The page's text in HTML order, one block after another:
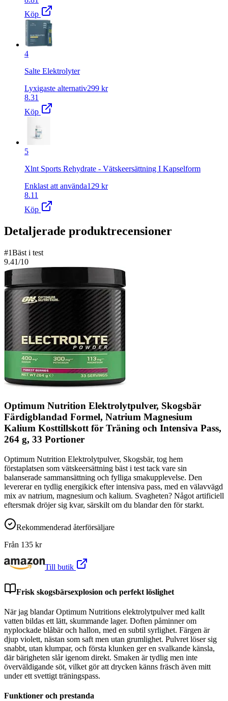
Köp
4
Salte Elektrolyter
Lyxigaste alternativ299 kr
8.31
Köp
5
Xlnt Sports Rehydrate ‐ Vätskeersättning I Kapselform
Enklast att använda129 kr
8.11
Köp
Detaljerade produktrecensioner
#1Bäst i test
9.41/10
Optimum Nutrition Elektrolytpulver, Skogsbär
Färdigblandad Formel, Natrium Magnesium
Kalium Kosttillskott för Träning och Intensiva Pass,
264 g, 33 Portioner
Optimum Nutrition Elektrolytpulver, Skogsbär, tog hem
förstaplatsen som vätskeersättning bäst i test tack vare sin
balanserade sammansättning och fylliga smakupplevelse. Den
levererar en tydlig energikick efter intensiva pass, med en välavvägd
mix av natrium, magnesium och kalium. Svagheten? Något artificiell
eftersmak dröjer sig kvar, särskilt om du blandar den för starkt.
Rekommenderad återförsäljare
Från 135 kr
Till butik
Frisk skogsbärsexplosion och perfekt löslighet
När jag blandar Optimum Nutritions elektrolytpulver med kallt
vatten bildas ett lätt, skummande lager. Doften påminner om
nyplockade blåbär och hallon, med en subtil syrlighet. Färgen är
djup violett, nästan som saft men utan grumlighet. Pulvret löser sig
snabbt, utan klumpar, och första klunken ger en svalkande känsla,
där bärigheten slår igenom direkt. Smaken är tydlig men inte
överväldigande söt, vilket gör att drycken känns fräsch även mitt
under ett svettigt träningspass.
Funktioner och prestanda